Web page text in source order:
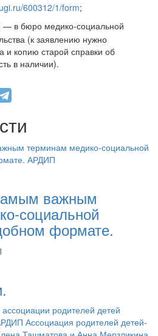
600312/1/form;
— в бюро медико-социальной
(к заявлению нужно
и копию старой справки об
в наличии).
важным
социальной
формате.